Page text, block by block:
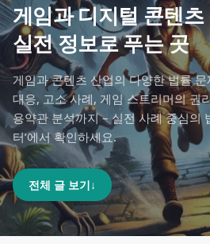
게임과 디지털 콘텐
실전 정보로 푸는 곳
게임과 콘텐츠 산업의 다양한 법률
대응, 고소 사례, 게임 스트리머의 권
용약관 분석까지 – 실전 사례 중심의
터’에서 확인하세요.
전체 글 보기↓